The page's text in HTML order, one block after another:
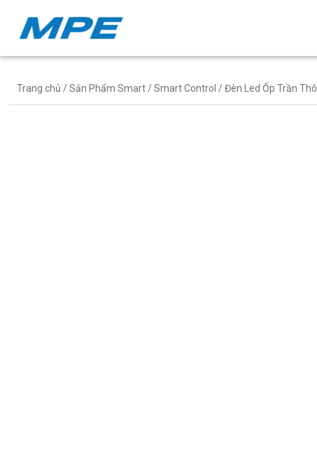
Trang chủ /Sản Phẩm Smart /Smart Control /Đèn Led Ốp Trần